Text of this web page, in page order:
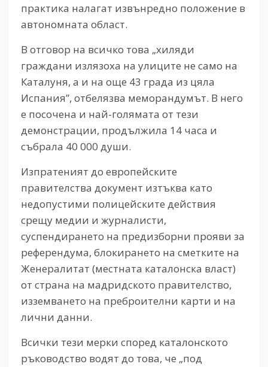
практика налагат извънредно положение в
автономната област.
В отговор на всичко това „хиляди
граждани излязоха на улиците не само на
Каталуня, а и на още 43 града из цяла
Испания”, отбелязва меморандумът. В него
е посочена и най-голямата от тези
демонстрации, продължила 14 часа и
събрала 40 000 души.
Изпратеният до европейските
правителства документ изтъква като
недопустими полицейските действия
срещу медии и журналисти,
суспендирането на предизборни прояви за
референдума, блокирането на сметките на
Женералитат (местната каталонска власт)
от страна на мадридското правителство,
изземването на преброителни карти и на
лични данни.
Всички тези мерки според каталонското
ръководство водят до това, че „под